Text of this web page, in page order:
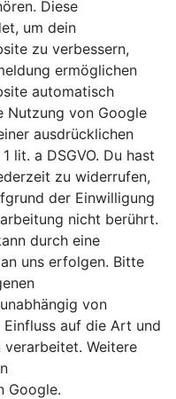
Diese
um dein
zu verbessern,
ermöglichen
automatisch
Nutzung von Google
ausdrücklichen
lit. a DSGVO. Du hast
zu widerrufen,
der Einwilligung
nicht berührt.
durch eine
uns erfolgen. Bitte
von
Einfluss auf die Art und
verarbeitet. Weitere
Google.